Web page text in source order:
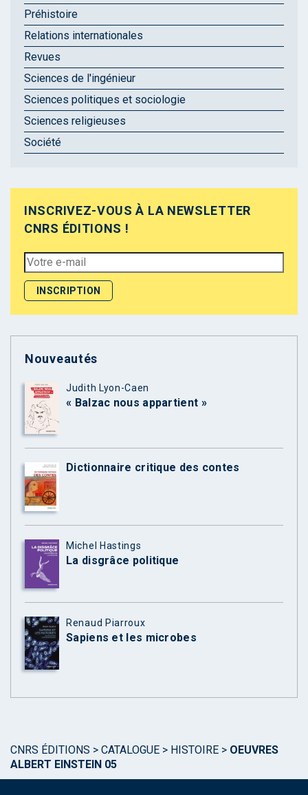
Préhistoire
Relations internationales
Revues
Sciences de l'ingénieur
Sciences politiques et sociologie
Sciences religieuses
Société
INSCRIVEZ-VOUS À LA NEWSLETTER
CNRS ÉDITIONS !
Nouveautés
Judith Lyon-Caen
« Balzac nous appartient »
Dictionnaire critique des contes
Michel Hastings
La disgrâce politique
Renaud Piarroux
Sapiens et les microbes
CNRS ÉDITIONS > CATALOGUE > HISTOIRE > OEUVRES
ALBERT EINSTEIN 05